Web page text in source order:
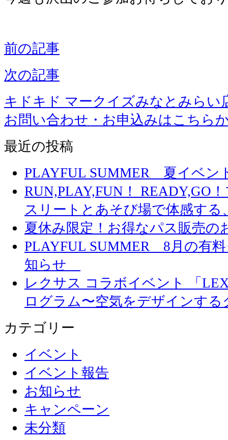
前の記事
次の記事
キドキド マークイズみなとみらい
お問い合わせ・お申込みはこちら
最近の投稿
PLAYFUL SUMMER 夏イベ
RUN,PLAY,FUN！ READY,GO
スリートとあそび場で体感する
夏休み限定！お得なパス販売の
PLAYFUL SUMMER 8月の有
知らせ
レクサス コラボイベント 「
ログラム〜空気をデザインす
カテゴリー
イベント
イベント報告
お知らせ
キャンペーン
未分類